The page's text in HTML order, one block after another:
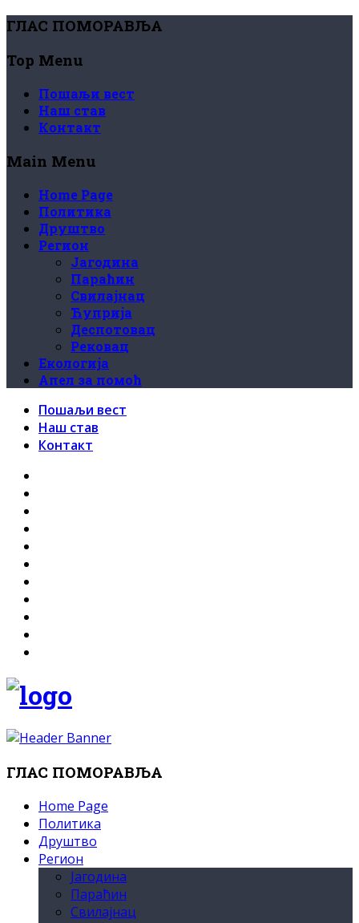
ГЛАС ПОМОРАВЉА
Top Menu
Пошаљи вест
Наш став
Контакт
Main Menu
Home Page
Политика
Друштво
Регион
Јагодина
Параћин
Свилајнац
Ћуприја
Деспотовац
Рековац
Екологија
Апел за помоћ
Пошаљи вест
Наш став
Контакт
ГЛАС ПОМОРАВЉА
Home Page
Политика
Друштво
Регион
Јагодина
Параћин
Свилајнац